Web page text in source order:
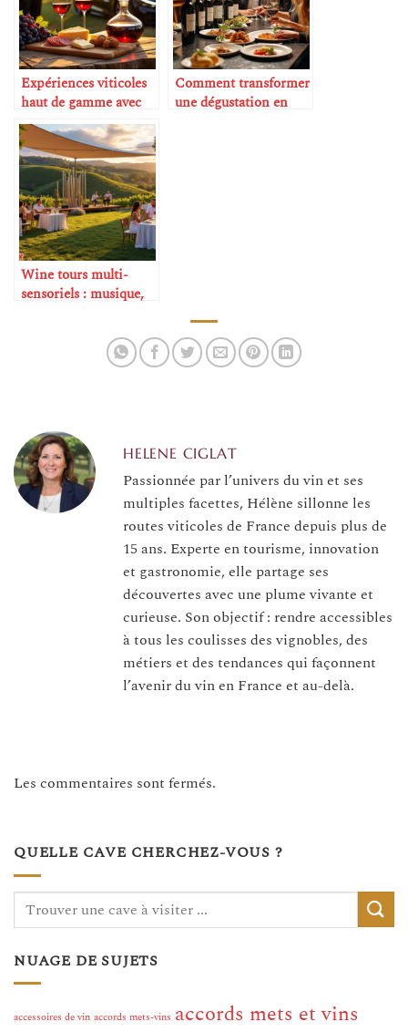
Expériences viticoles
haut de gamme avec
chauffeur privé
Comment transformer
une dégustation en
Wine tours multi-
sensoriels : musique,
HELENE CIGLAT
Passionnée par l’univers du vin et ses
multiples facettes, Hélène sillonne les
routes viticoles de France depuis plus de
15 ans. Experte en tourisme, innovation
et gastronomie, elle partage ses
découvertes avec une plume vivante et
curieuse. Son objectif : rendre accessibles
à tous les coulisses des vignobles, des
métiers et des tendances qui façonnent
l’avenir du vin en France et au-delà.
Les commentaires sont fermés.
QUELLE CAVE CHERCHEZ-VOUS ?
NUAGE DE SUJETS
accessoires de vin accords mets-vins accords mets et vins